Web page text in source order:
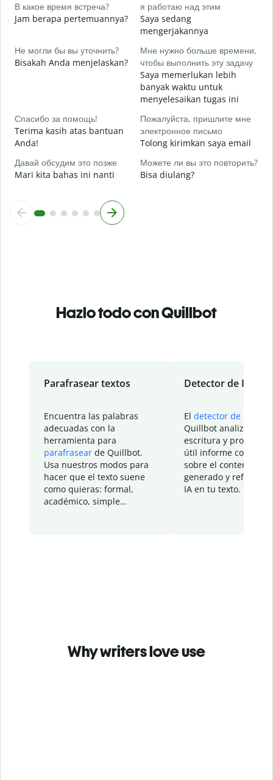
В какое время встреча?
Jam berapa pertemuannya?
я работаю над этим
Saya sedang
mengerjakannya
Не могли бы вы уточнить?
Bisakah Anda menjelaskan?
Мне нужно больше времени,
чтобы выполнить эту задачу
Saya memerlukan lebih
banyak waktu untuk
menyelesaikan tugas ini
Спасибо за помощь!
Terima kasih atas bantuan
Anda!
Пожалуйста, пришлите мне
электронное письмо
Tolong kirimkan saya email
Давай обсудим это позже
Mari kita bahas ini nanti
Можете ли вы это повторить?
Bisa diulang?
Hazlo todo con Quillbot
Parafrasear textos
Encuentra las palabras
adecuadas con la
herramienta para
parafrasear de Quillbot.
Usa nuestros modos para
hacer que el texto suene
como quieras: formal,
académico, simple…
Detector de IA
El detector de IA
Quillbot analiza tu
escritura y
útil informe con
sobre el contenido
generado y refinado
IA en tu texto.
Why writers love use